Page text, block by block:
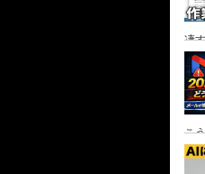
凄
り！
こ